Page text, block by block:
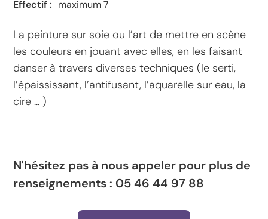
Effectif : maximum 7
La peinture sur soie ou l’art de mettre en scène
les couleurs en jouant avec elles, en les faisant
danser à travers diverses techniques (le serti,
l’épaississant, l’antifusant, l’aquarelle sur eau, la
cire ... )
N'hésitez pas à nous appeler pour plus de
renseignements : 05 46 44 97 88